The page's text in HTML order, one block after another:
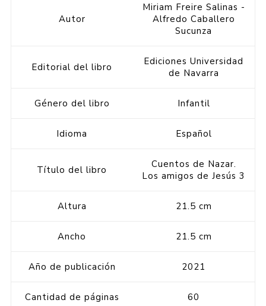
Autor
Miriam Freire Salinas -
Alfredo Caballero
Sucunza
Editorial del libro
Ediciones Universidad
de Navarra
Género del libro Infantil
Idioma Español
Título del libro
Cuentos de Nazar.
Los amigos de Jesús 3
Altura 21.5 cm
Ancho 21.5 cm
Año de publicación 2021
Cantidad de páginas 60